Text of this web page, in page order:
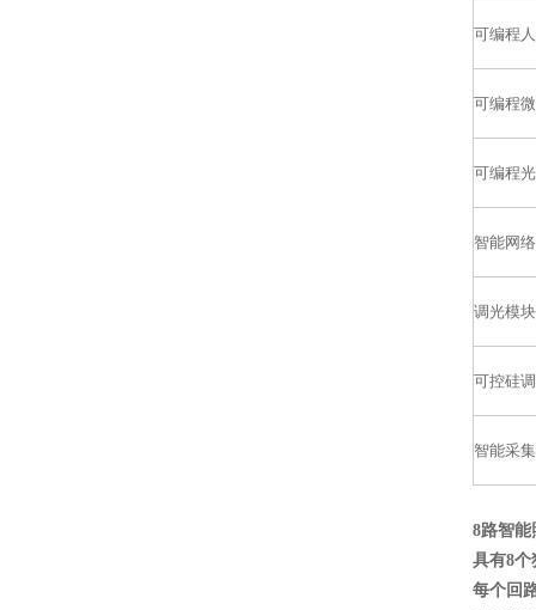
可编程
可编程
可编程
智能网
调光模块
可控硅
智能采
8路智能
具有8个
每个回